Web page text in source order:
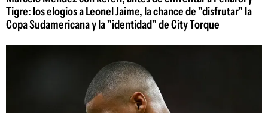
Tigre: los elogios a Leonel Jaime, la chance de "disfrutar" la
Copa Sudamericana y la "identidad" de City Torque